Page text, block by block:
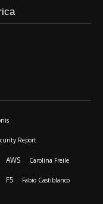
Report
AWS Carolina Freile
F5 Fabio Castiblanco